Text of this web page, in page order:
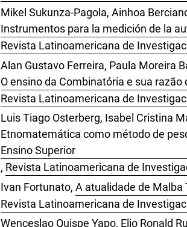
Mikel Sukunza-Pagola, Ainhoa
Instrumentos para la medición de la
Revista Latinoamericana de
Alan Gustavo Ferreira, Paula Moreira
O ensino da Combinatória e sua
Revista Latinoamericana de
Luis Tiago Osterberg, Isabel Cristina
Etnomatemática como método de
Ensino Superior
, Revista Latinoamericana de
Ivan Fortunato, A atualidade de Malba
Revista Latinoamericana de
Wenceslao Quispe Yapo, Elio Ronald